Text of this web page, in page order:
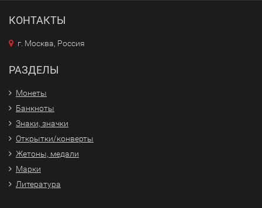
КОНТАКТЫ
г. Москва, Россия
РАЗДЕЛЫ
Монеты
Банкноты
Знаки, значки
Открытки/конверты
Жетоны, медали
Марки
Литература